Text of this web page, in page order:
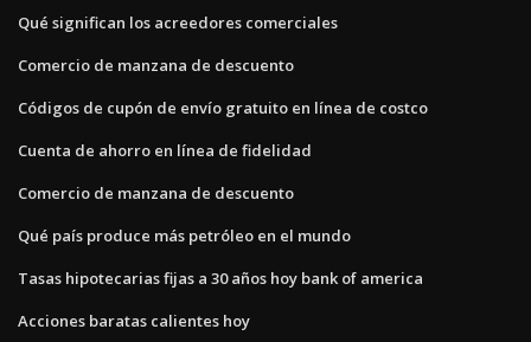
Qué significan los acreedores comerciales
Comercio de manzana de descuento
Códigos de cupón de envío gratuito en línea de costco
Cuenta de ahorro en línea de fidelidad
Comercio de manzana de descuento
Qué país produce más petróleo en el mundo
Tasas hipotecarias fijas a 30 años hoy bank of america
Acciones baratas calientes hoy